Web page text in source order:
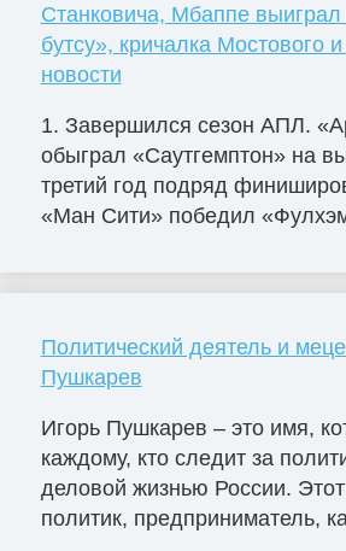
Станковича, Мбаппе
бутсу», кричалка Мостового
новости
1. Завершился сезон АПЛ.
обыграл «Саутгемптон» на
третий год подряд
«Ман Сити» победил
Политический деятель и
Пушкарев
Игорь Пушкарев – это имя,
каждому, кто следит за
деловой жизнью России.
политик, предприниматель,